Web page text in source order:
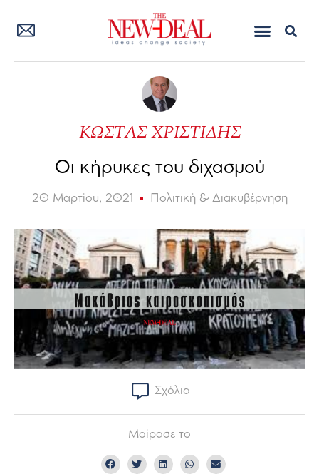
ΚΩΣΤΑΣ ΧΡΙΣΤΙΔΗΣ
Οι κήρυκες του διχασμού
20 Μαρτίου, 2021 Πολιτική & Διακυβέρνηση
Σχόλια
Μοίρασε το